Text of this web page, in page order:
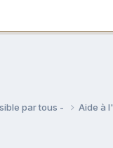
par tous - Aide à